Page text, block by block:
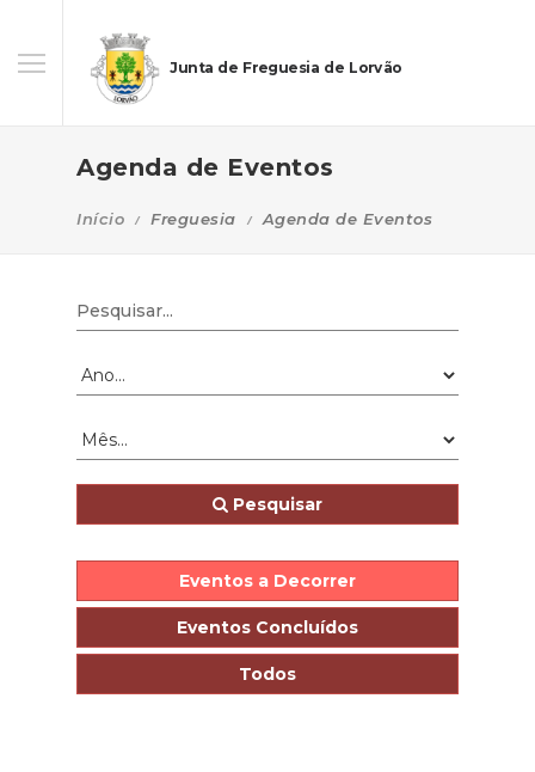
Junta de Freguesia de Lorvão
Agenda de Eventos
Início Freguesia Agenda de Eventos
Pesquisar
Eventos a Decorrer
Eventos Concluídos
Todos